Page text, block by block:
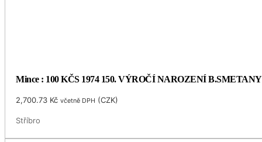
Mince : 100 KČS 1974 150. VÝROČÍ NAROZENÍ B.SMETANY
2,700.73 Kč včetně DPH (CZK)
Stříbro